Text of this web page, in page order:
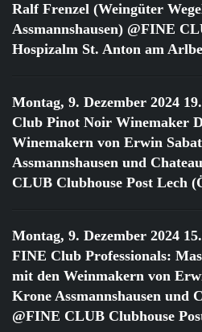
Ralf Frenzel (Weingüter
Assmannshausen) @FINE
Hospizalm St. Anton am
Montag, 9. Dezember 2024
Club Pinot Noir Winemaker
Winemakern von Erwin
Assmannshausen und
CLUB Clubhouse Post Lech
Montag, 9. Dezember 2024
FINE Club Professionals:
mit den Weinmakern von
Krone Assmannshausen und
@FINE CLUB Clubhouse